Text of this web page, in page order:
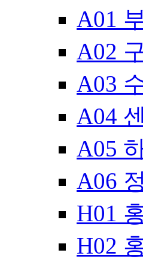
A01
A02
A03
A04
A05
A06
H01
H02